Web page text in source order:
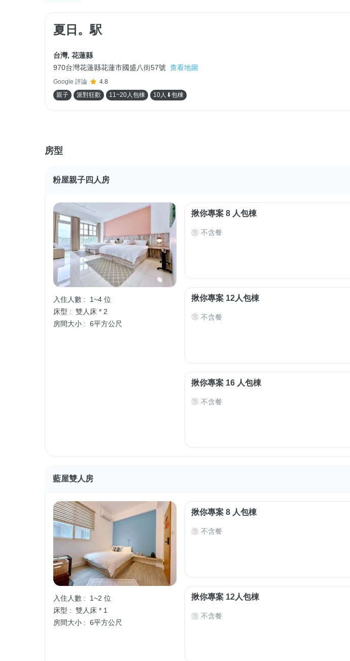
夏日。駅
台灣, 花蓮縣
970台灣花蓮縣花蓮市國盛八街57號 查看地圖
Google 評論
4.8
親子
派對狂歡 11~20人包棟 10人⬇包棟
房型
粉屋親子四人房
入住人數 :
1~4 位
床型 : 雙人床 * 2
房間大小 : 6平方公尺
揪你專案 8 人包棟
不含餐
揪你專案 12人包棟
不含餐
揪你專案 16 人包棟
不含餐
藍屋雙人房
入住人數 :
1~2 位
床型 : 雙人床 * 1
房間大小 : 6平方公尺
揪你專案 8 人包棟
不含餐
揪你專案 12人包棟
不含餐